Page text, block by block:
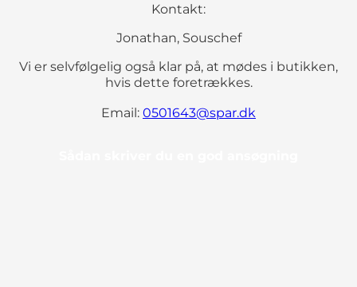
Kontakt:
Jonathan, Souschef
Vi er selvfølgelig også klar på, at mødes i butikken,
hvis dette foretrækkes.
Email: 0501643@spar.dk